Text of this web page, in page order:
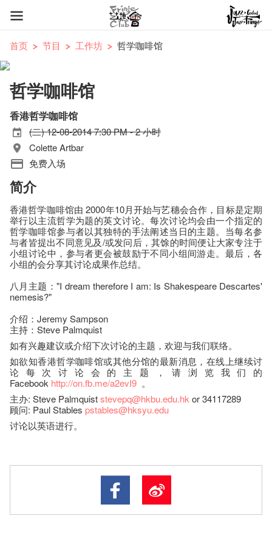
首页 节目 工作坊 哲学咖啡馆
哲学咖啡馆
香港哲学咖啡馆
(二) 12-08-2014 7:30 PM - 2 小时
Colette Artbar
免费入场
简介
香港哲学咖啡馆由 2000年10月开始与艺穗会合作，目标是定期
举行以主流哲学为题的英文讨论。每次讨论均会由一个指定的
哲学咖啡馆参与者以其独特的手法阐述当日的主题。当每名参
与者皆提出不同意见及/或发问后，其馀的时间便让大家专注于
小组讨论中，参与者更会被鼓励于不同小组间游走。最后，各
小组的会分享其讨论成果作总结。
八月主题："I dream therefore I am: Is Shakespeare Descartes'
nemesis?"
介绍：Jeremy Sampson
主持：Steve Palmquist
如有兴趣建议或​介绍下次讨论的主题，欢迎与我们联络。
如欲知香港哲学咖啡馆或其他分馆的最新消息，在线上继续讨
论每次讨论会的主题，请浏览我们的
Facebook http://on.fb.me/a2evI9 。
主办: Steve Palmquiststevepq@hkbu.edu.hk or 34117289
顾问: Paul Stables pstables@hksyu.edu
讨论以英语进行。